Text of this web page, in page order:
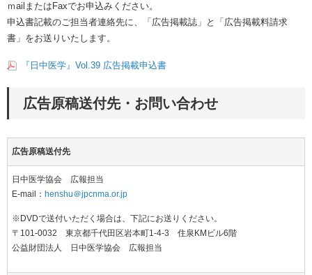
ｍailまたはFaxでお申込みください。
申込書記載のご担当者連絡先に、「広告掲載誌」と「広告掲載料請求
書」をお送りいたします。
『 日中医学』Vol.39 広告掲載申込書
広告原稿送付先・お問い合わせ
広告原稿送付先
日中医学協会 広報担当
E-mail： henshu＠jpcnma.or.jp
※DVDで送付いただく場合は、下記にお送りください。
〒101-0032 東京都千代田区岩本町1-4-3 住泉KMビル6階
公益財団法人 日中医学協会 広報担当